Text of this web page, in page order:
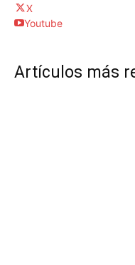
X
Youtube
Artículos más